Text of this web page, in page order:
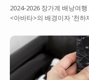
2024-2026 장가계 배낭여
<아바타>의 배경이자 '천